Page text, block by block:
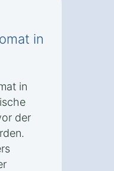
in
in
der